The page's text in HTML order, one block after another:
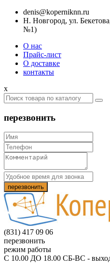
denis@koperniknn.ru
Н. Новгород, ул.
№1)
О нас
Прайс-лист
О доставке
контакты
x
перезвонить
(831) 417 09 06
перезвонить
режим работы
С 10.00 ДО 18.00 СБ-ВС -